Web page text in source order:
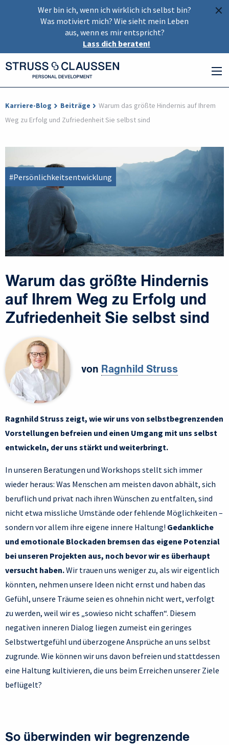
×
Wer bin ich, wenn ich wirklich ich selbst bin?
Was motiviert mich? Wie sieht mein Leben
aus, wenn es mir entspricht?
Lass dich beraten!
Karriere-Blog Beiträge
Warum das größte Hindernis auf Ihrem
Weg zu Erfolg und Zufriedenheit Sie selbst sind
#Persönlichkeitsentwicklung
Warum das größte Hindernis
auf Ihrem Weg zu Erfolg und
Zufriedenheit Sie selbst sind
von Ragnhild Struss
Ragnhild Struss zeigt, wie wir uns von selbstbegrenzenden
Vorstellungen befreien und einen Umgang mit uns selbst
entwickeln, der uns stärkt und weiterbringt.
In unseren Beratungen und Workshops stellt sich immer
wieder heraus: Was Menschen am meisten davon abhält, sich
beruflich und privat nach ihren Wünschen zu entfalten, sind
nicht etwa missliche Umstände oder fehlende Möglichkeiten –
sondern vor allem ihre eigene innere Haltung! Gedankliche
und emotionale Blockaden bremsen das eigene Potenzial
bei unseren Projekten aus, noch bevor wir es überhaupt
versucht haben.Wir trauen uns weniger zu, als wir eigentlich
könnten, nehmen unsere Ideen nicht ernst und haben das
Gefühl, unsere Träume seien es ohnehin nicht wert, verfolgt
zu werden, weil wir es „sowieso nicht schaffen“. Diesem
negativen inneren Dialog liegen zumeist ein geringes
Selbstwertgefühl und überzogene Ansprüche an uns selbst
zugrunde. Wie können wir uns davon befreien und stattdessen
eine Haltung kultivieren, die uns beim Erreichen unserer Ziele
beflügelt?
So überwinden wir begrenzende